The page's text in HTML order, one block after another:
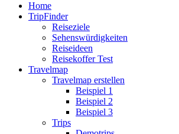
Home
TripFinder
Reiseziele
Sehenswürdigkeiten
Reiseideen
Reisekoffer Test
Travelmap
Travelmap erstellen
Beispiel 1
Beispiel 2
Beispiel 3
Trips